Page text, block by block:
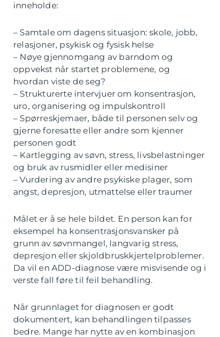
inneholde:
– Samtale om dagens situasjon: skole, jobb,
relasjoner, psykisk og fysisk helse
– Nøye gjennomgang av barndom og
oppvekst når startet problemene, og
hvordan viste de seg?
– Strukturerte intervjuer om konsentrasjon,
uro, organisering og impulskontroll
– Spørreskjemaer, både til personen selv og
gjerne foresatte eller andre som kjenner
personen godt
– Kartlegging av søvn, stress, livsbelastninger
og bruk av rusmidler eller medisiner
– Vurdering av andre psykiske plager, som
angst, depresjon, utmattelse eller traumer
Målet er å se hele bildet. En person kan for
eksempel ha konsentrasjonsvansker på
grunn av søvnmangel, langvarig stress,
depresjon eller skjoldbruskkjertelproblemer.
Da vil en ADD-diagnose være misvisende og i
verste fall føre til feil behandling.
Når grunnlaget for diagnosen er godt
dokumentert, kan behandlingen tilpasses
bedre. Mange har nytte av en kombinasjon